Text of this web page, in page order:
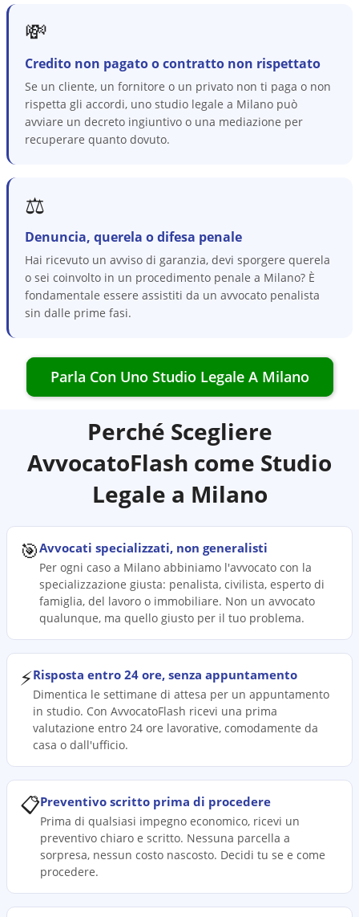
💸
Credito non pagato o contratto non rispettato
Se un cliente, un fornitore o un privato non ti paga o non
rispetta gli accordi, uno studio legale a Milano può
avviare un decreto ingiuntivo o una mediazione per
recuperare quanto dovuto.
⚖️
Denuncia, querela o difesa penale
Hai ricevuto un avviso di garanzia, devi sporgere querela
o sei coinvolto in un procedimento penale a Milano? È
fondamentale essere assistiti da un avvocato penalista
sin dalle prime fasi.
Parla Con Uno Studio Legale A Milano
Perché Scegliere
AvvocatoFlash come Studio
Legale a Milano
🎯Avvocati specializzati, non generalisti
Per ogni caso a Milano abbiniamo l'avvocato con la
specializzazione giusta: penalista, civilista, esperto di
famiglia, del lavoro o immobiliare. Non un avvocato
qualunque, ma quello giusto per il tuo problema.
⚡Risposta entro 24 ore, senza appuntamento
Dimentica le settimane di attesa per un appuntamento
in studio. Con AvvocatoFlash ricevi una prima
valutazione entro 24 ore lavorative, comodamente da
casa o dall'ufficio.
📋Preventivo scritto prima di procedere
Prima di qualsiasi impegno economico, ricevi un
preventivo chiaro e scritto. Nessuna parcella a
sorpresa, nessun costo nascosto. Decidi tu se e come
procedere.